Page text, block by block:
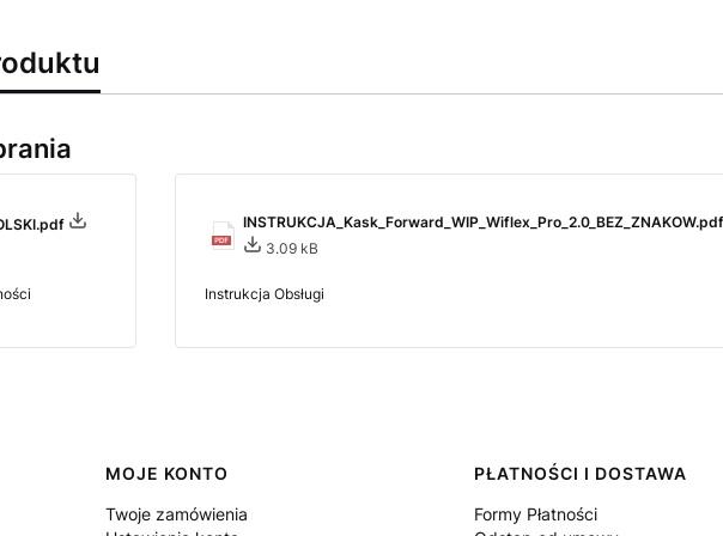
INSTRUKCJA_Kask_Forward_WIP_Wiflex_Pro_2.0_BEZ_ZNAKOW.pdf
3.09 kB
Instrukcja Obsługi
MOJE KONTO
Twoje zamówienia
PŁATNOŚCI I DOSTAWA
Formy Płatności